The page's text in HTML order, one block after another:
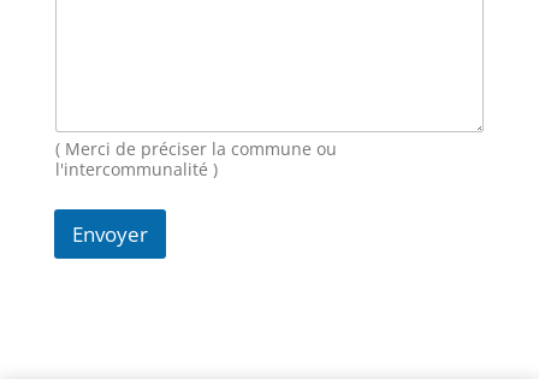
M
e
s
g
( Merci de préciser la commune ou
l'intercommunalité )
Envoyer